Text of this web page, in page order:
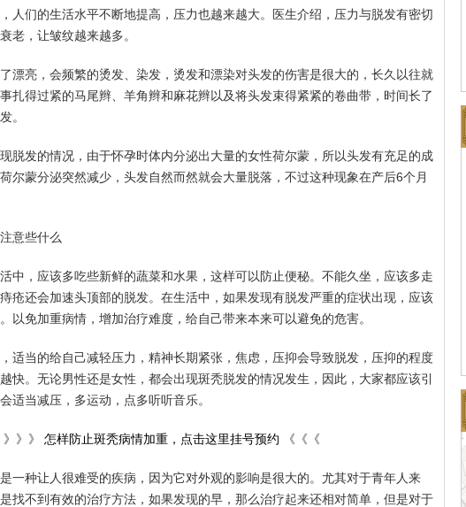
人们的生活水平不断地提高，压力也越来越大。医生介绍，压力与脱发有密切
老，让皱纹越来越多。
漂亮，会频繁的烫发、染发，烫发和漂染对头发的伤害是很大的，长久以往就
扎得过紧的马尾辫、羊角辫和麻花辫以及将头发束得紧紧的卷曲带，时间长了
。
脱发的情况，由于怀孕时体内分泌出大量的女性荷尔蒙，所以头发有充足的成
尔蒙分泌突然减少，头发自然而然就会大量脱落，不过这种现象在产后6个月
意些什么
中，应该多吃些新鲜的蔬菜和水果，这样可以防止便秘。不能久坐，应该多走
疮还会加速头顶部的脱发。在生活中，如果发现有脱发严重的症状出现，应该
以免加重病情，增加治疗难度，给自己带来本来可以避免的危害。
适当的给自己减轻压力，精神长期紧张，焦虑，压抑会导致脱发，压抑的程度
快。无论男性还是女性，都会出现斑秃脱发的情况发生，因此，大家都应该引
适当减压，多运动，点多听听音乐。
》》》 怎样防止斑秃病情加重，点击这里挂号预约 《《《
一种让人很难受的疾病，因为它对外观的影响是很大的。尤其对于青年人来
找不到有效的治疗方法，如果发现的早，那么治疗起来还相对简单，但是对于
医生简介：原海南医学院附属医院皮肤科主任